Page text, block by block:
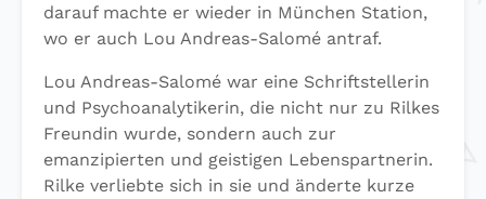
darauf machte er wieder in München Station,
wo er auch Lou Andreas-Salomé antraf.
Lou Andreas-Salomé war eine Schriftstellerin
und Psychoanalytikerin, die nicht nur zu Rilkes
Freundin wurde, sondern auch zur
emanzipierten und geistigen Lebenspartnerin.
Rilke verliebte sich in sie und änderte kurze